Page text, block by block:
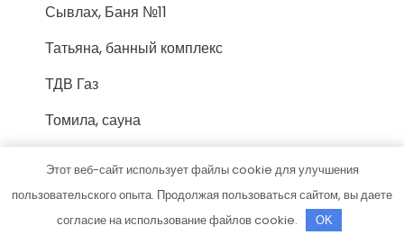
Сывлах, Баня №11
Татьяна, банный комплекс
ТДВ Газ
Томила, сауна
мастерская
Три звезды, гостиничный комплекс
Этот веб-сайт использует файлы cookie для улучшения
пользовательского опыта. Продолжая пользоваться сайтом, вы даете
согласие на использование файлов cookie.
OK